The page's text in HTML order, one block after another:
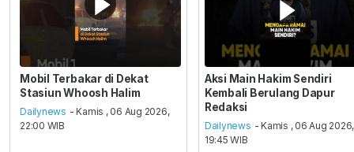
Mobil Terbakar di Dekat
Stasiun Whoosh Halim
Dailynews - Kamis , 06 Aug 2026,
22:00 WIB
Aksi Main Hakim Sendiri
Kembali Berulang Dapur
Redaksi
Dailynews - Kamis , 06 Aug 2026,
19:45 WIB